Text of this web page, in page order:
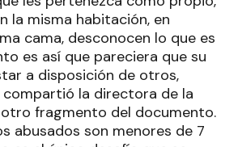
la misma habitación, en
cama, desconocen lo que es
es así que pareciera que su
a disposición de otros,
compartió la directora de la
otro fragmento del documento.
abusados son menores de 7